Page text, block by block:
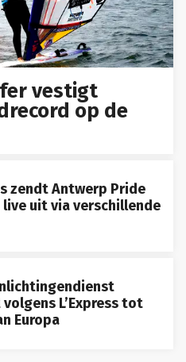
vestigt
op de
zendt Antwerp Pride
uit via verschillende
L’Express tot
Europa